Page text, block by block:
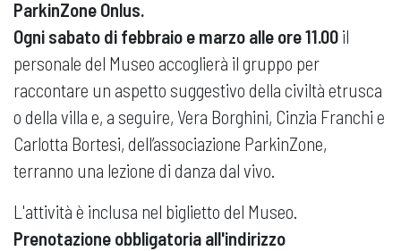
ParkinZone Onlus.
Ogni sabato di febbraio e marzo alle ore 11.00 il
personale del Museo accoglierà il gruppo per
raccontare un aspetto suggestivo della civiltà etrusca
o della villa e, a seguire, Vera Borghini, Cinzia Franchi e
Carlotta Bortesi, dell’associazione ParkinZone,
terranno una lezione di danza dal vivo.
L'attività è inclusa nel biglietto del Museo.
Prenotazione obbligatoria all'indirizzo